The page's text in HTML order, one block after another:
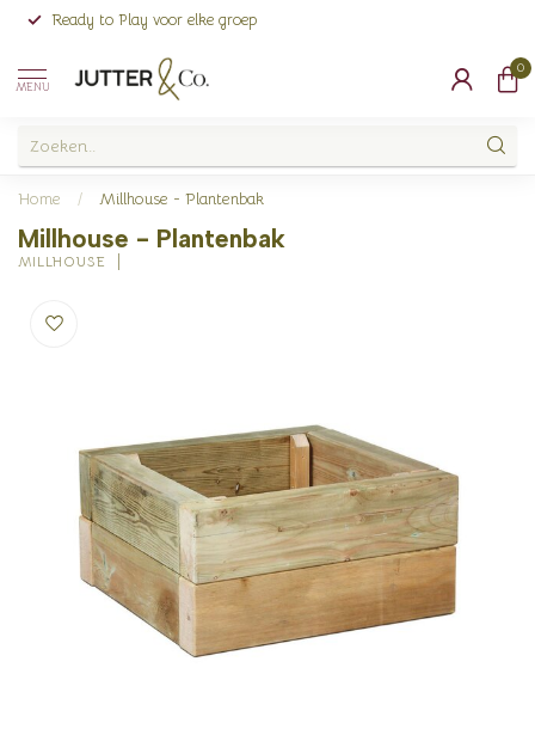
Ready to Play voor elke groep
MENU
0
Home / Millhouse - Plantenbak
Millhouse - Plantenbak
MILLHOUSE